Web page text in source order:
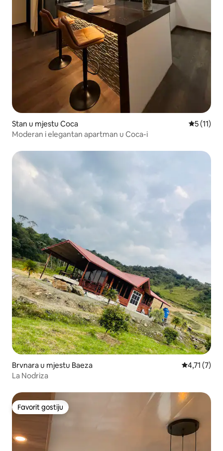
Stan u mjestu Coca
5 (11)
Moderan i elegantan apartman u Coca-i
Brvnara u mjestu Baeza Prosječna
4,71 (7)
La Nodriza
Favorit gostiju
Favorit gostiju